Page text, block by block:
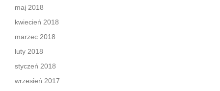
maj 2018
kwiecień 2018
marzec 2018
luty 2018
styczeń 2018
wrzesień 2017